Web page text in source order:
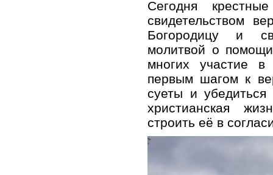
Сегодня
свидетельством
Богородицу и
молитвой о
многих участие в
первым шагом к
суеты и
христианская
строить её в